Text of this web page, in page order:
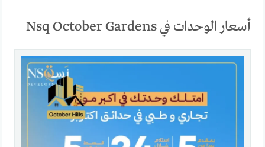
أسعار الوحدات في Nsq October Gardens